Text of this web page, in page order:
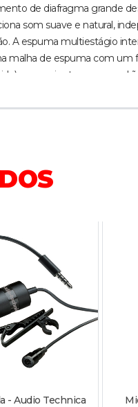
de diafragma grande
som suave e natural,
A espuma multiestágio
malha de espuma com um
em conjunto com o
mas produz um som
de áudio dos usuários será
inclusos: O AT2040 é
a 3/8 pol.-16 e bolsa protetora
polar:Hipercardioide
em freqüência:80 a 16 000
de circuito aberto:-53
600 ohms
g (21.7 oz)
145,3 mm de
- Audio Technica